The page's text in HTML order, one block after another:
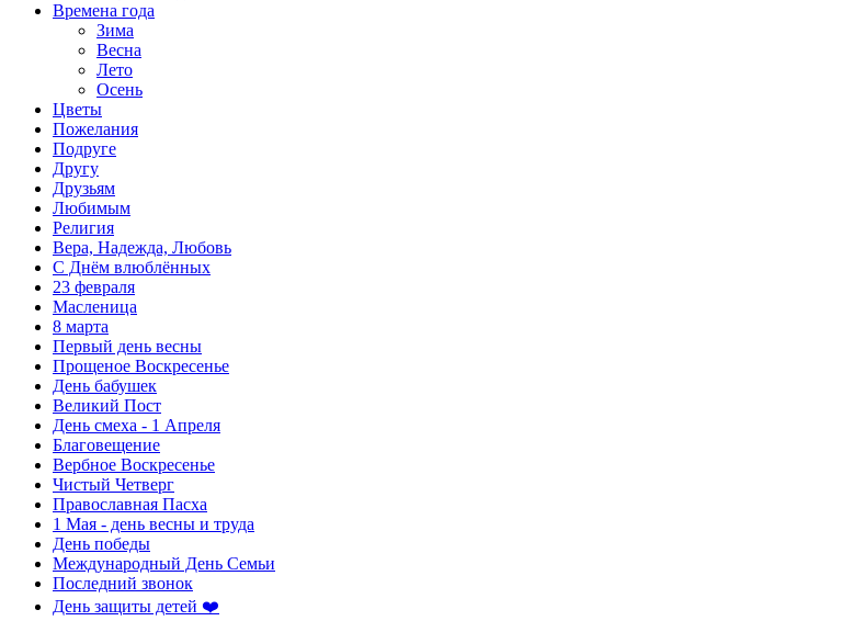
Времена года
Зима
Весна
Лето
Осень
Цветы
Пожелания
Подруге
Другу
Друзьям
Любимым
Религия
Вера, Надежда, Любовь
С Днём влюблённых
23 февраля
Масленица
8 марта
Первый день весны
Прощеное Воскресенье
День бабушек
Великий Пост
День смеха - 1 Апреля
Благовещение
Вербное Воскресенье
Чистый Четверг
Православная Пасха
1 Мая - день весны и труда
День победы
Международный День Семьи
Последний звонок
День защиты детей ❤️